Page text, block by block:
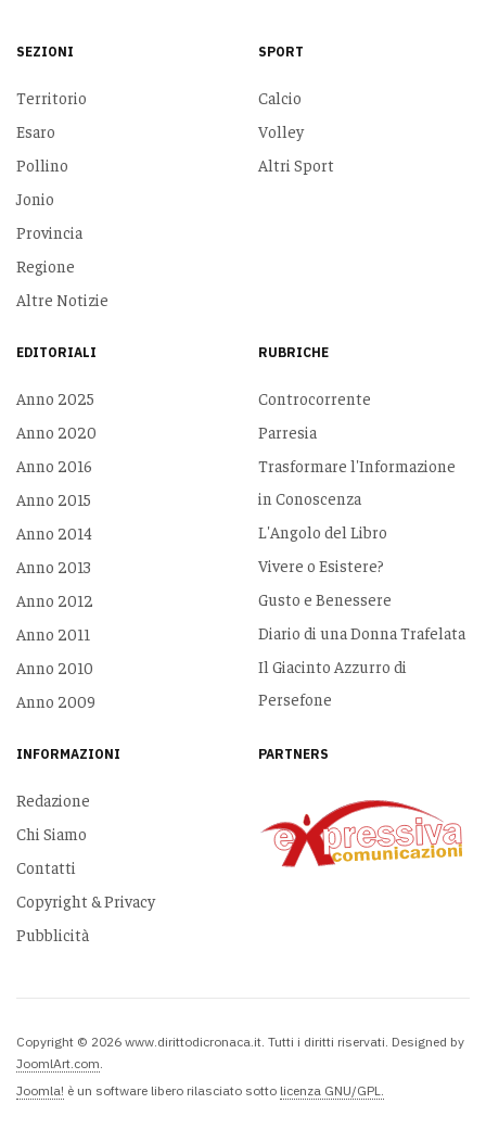
SEZIONI
Territorio
Esaro
Pollino
Jonio
Provincia
Regione
Altre Notizie
SPORT
Calcio
Volley
Altri Sport
EDITORIALI
Anno 2025
Anno 2020
Anno 2016
Anno 2015
Anno 2014
Anno 2013
Anno 2012
Anno 2011
Anno 2010
Anno 2009
RUBRICHE
Controcorrente
Parresia
Trasformare l'Informazione
in Conoscenza
L'Angolo del Libro
Vivere o Esistere?
Gusto e Benessere
Diario di una Donna Trafelata
Il Giacinto Azzurro di
Persefone
INFORMAZIONI
Redazione
Chi Siamo
Contatti
Copyright & Privacy
Pubblicità
PARTNERS
Copyright © 2026 www.dirittodicronaca.it. Tutti i diritti riservati. Designed by
JoomlArt.com.
Joomla! è un software libero rilasciato sotto licenza GNU/GPL.